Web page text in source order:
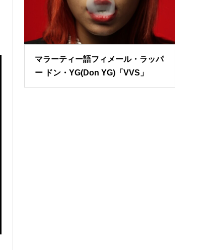
マラーティー語フィメール・ラッパ
ー ドン・YG(Don YG)「VVS」